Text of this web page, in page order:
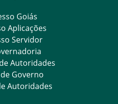
Goiás
Aplicações
Servidor
Autoridades
Governo
Autoridades